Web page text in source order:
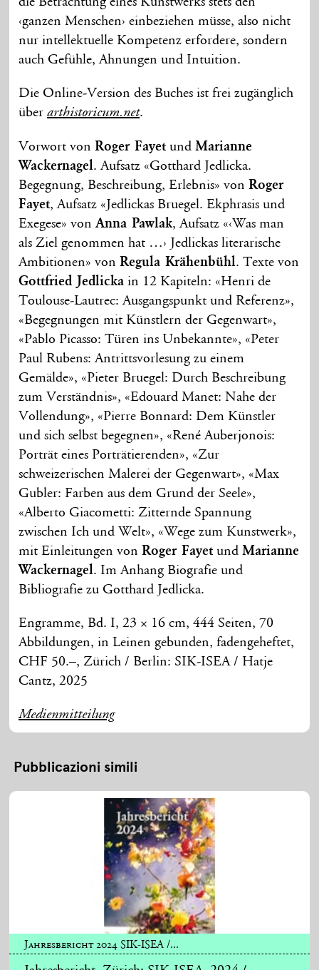
‹ganzen Menschen› einbeziehen müsse, also nicht
nur intellektuelle Kompetenz erfordere, sondern
auch Gefühle, Ahnungen und Intuition.
Die Online-Version des Buches ist frei zugänglich
überarthistoricum.net.
Vorwort vonRoger Fayet undMarianne
Wackernagel. Aufsatz «Gotthard Jedlicka.
Begegnung, Beschreibung, Erlebnis» vonRoger
Fayet, Aufsatz «Jedlickas Bruegel. Ekphrasis und
Exegese» vonAnna Pawlak, Aufsatz «‹Was man
als Ziel genommen hat …› Jedlickas literarische
Ambitionen» vonRegula Krähenbühl. Texte von
Gottfried Jedlicka in 12 Kapiteln: «Henri de
Toulouse-Lautrec: Ausgangspunkt und Referenz»,
«Begegnungen mit Künstlern der Gegenwart»,
«Pablo Picasso: Türen ins Unbekannte», «Peter
Paul Rubens: Antrittsvorlesung zu einem
Gemälde», «Pieter Bruegel: Durch Beschreibung
zum Verständnis», «Edouard Manet: Nahe der
Vollendung», «Pierre Bonnard: Dem Künstler
und sich selbst begegnen», «René Auberjonois:
Porträt eines Porträtierenden», «Zur
schweizerischen Malerei der Gegenwart», «Max
Gubler: Farben aus dem Grund der Seele»,
«Alberto Giacometti: Zitternde Spannung
zwischen Ich und Welt», «Wege zum Kunstwerk»,
mit Einleitungen vonRoger Fayet undMarianne
Wackernagel. Im Anhang Biografie und
Bibliografie zu Gotthard Jedlicka.
Engramme, Bd. I, 23 × 16 cm, 444 Seiten, 70
Abbildungen, in Leinen gebunden, fadengeheftet,
CHF 50.–, Zürich / Berlin: SIK-ISEA / Hatje
Cantz, 2025
Medienmitteilung
Pubblicazioni simili
Jahresbericht 2024 SIK-ISEA /...